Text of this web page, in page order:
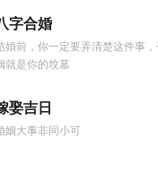
字合婚
婚前，你一定要弄清楚这件事
就是你的坟墓
娶吉日
姻大事非同小可